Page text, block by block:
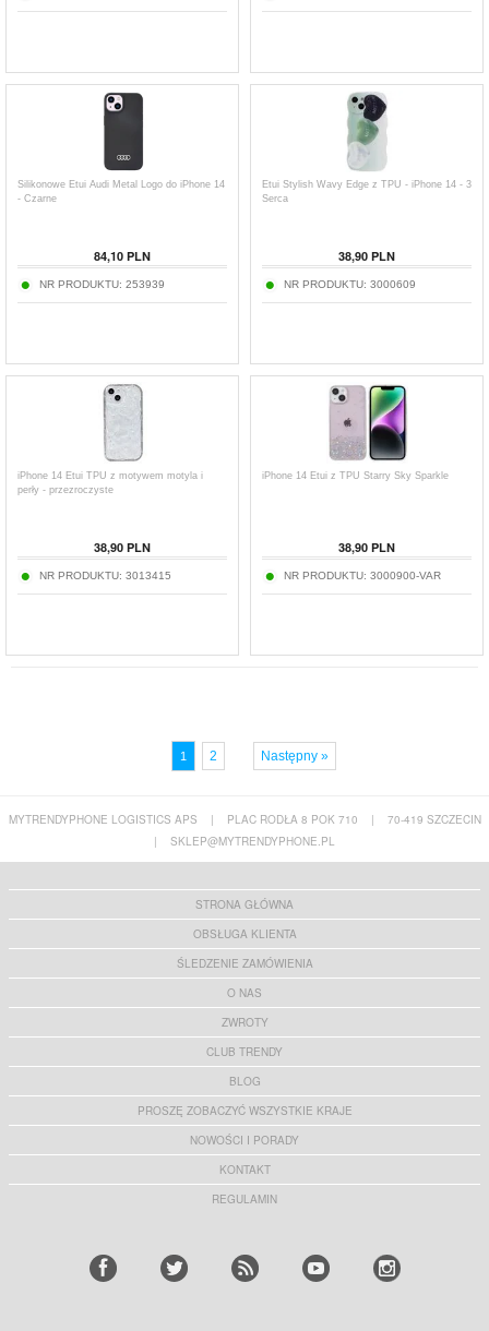
Silikonowe Etui Audi Metal Logo do iPhone 14
- Czarne
84,10 PLN
NR PRODUKTU: 253939
Etui Stylish Wavy Edge z TPU - iPhone 14 - 3
Serca
38,90 PLN
NR PRODUKTU: 3000609
iPhone 14 Etui TPU z motywem motyla i
perły - przezroczyste
38,90 PLN
NR PRODUKTU: 3013415
iPhone 14 Etui z TPU Starry Sky Sparkle
38,90 PLN
NR PRODUKTU: 3000900-VAR
1 2 Następny »
MYTRENDYPHONE LOGISTICS APS | PLAC RODŁA 8 POK 710 |
70-419 SZCZECIN
|
SKLEP@MYTRENDYPHONE.PL
STRONA GŁÓWNA
OBSŁUGA KLIENTA
ŚLEDZENIE ZAMÓWIENIA
O NAS
ZWROTY
CLUB TRENDY
BLOG
PROSZĘ ZOBACZYĆ WSZYSTKIE KRAJE
NOWOŚCI I PORADY
KONTAKT
REGULAMIN